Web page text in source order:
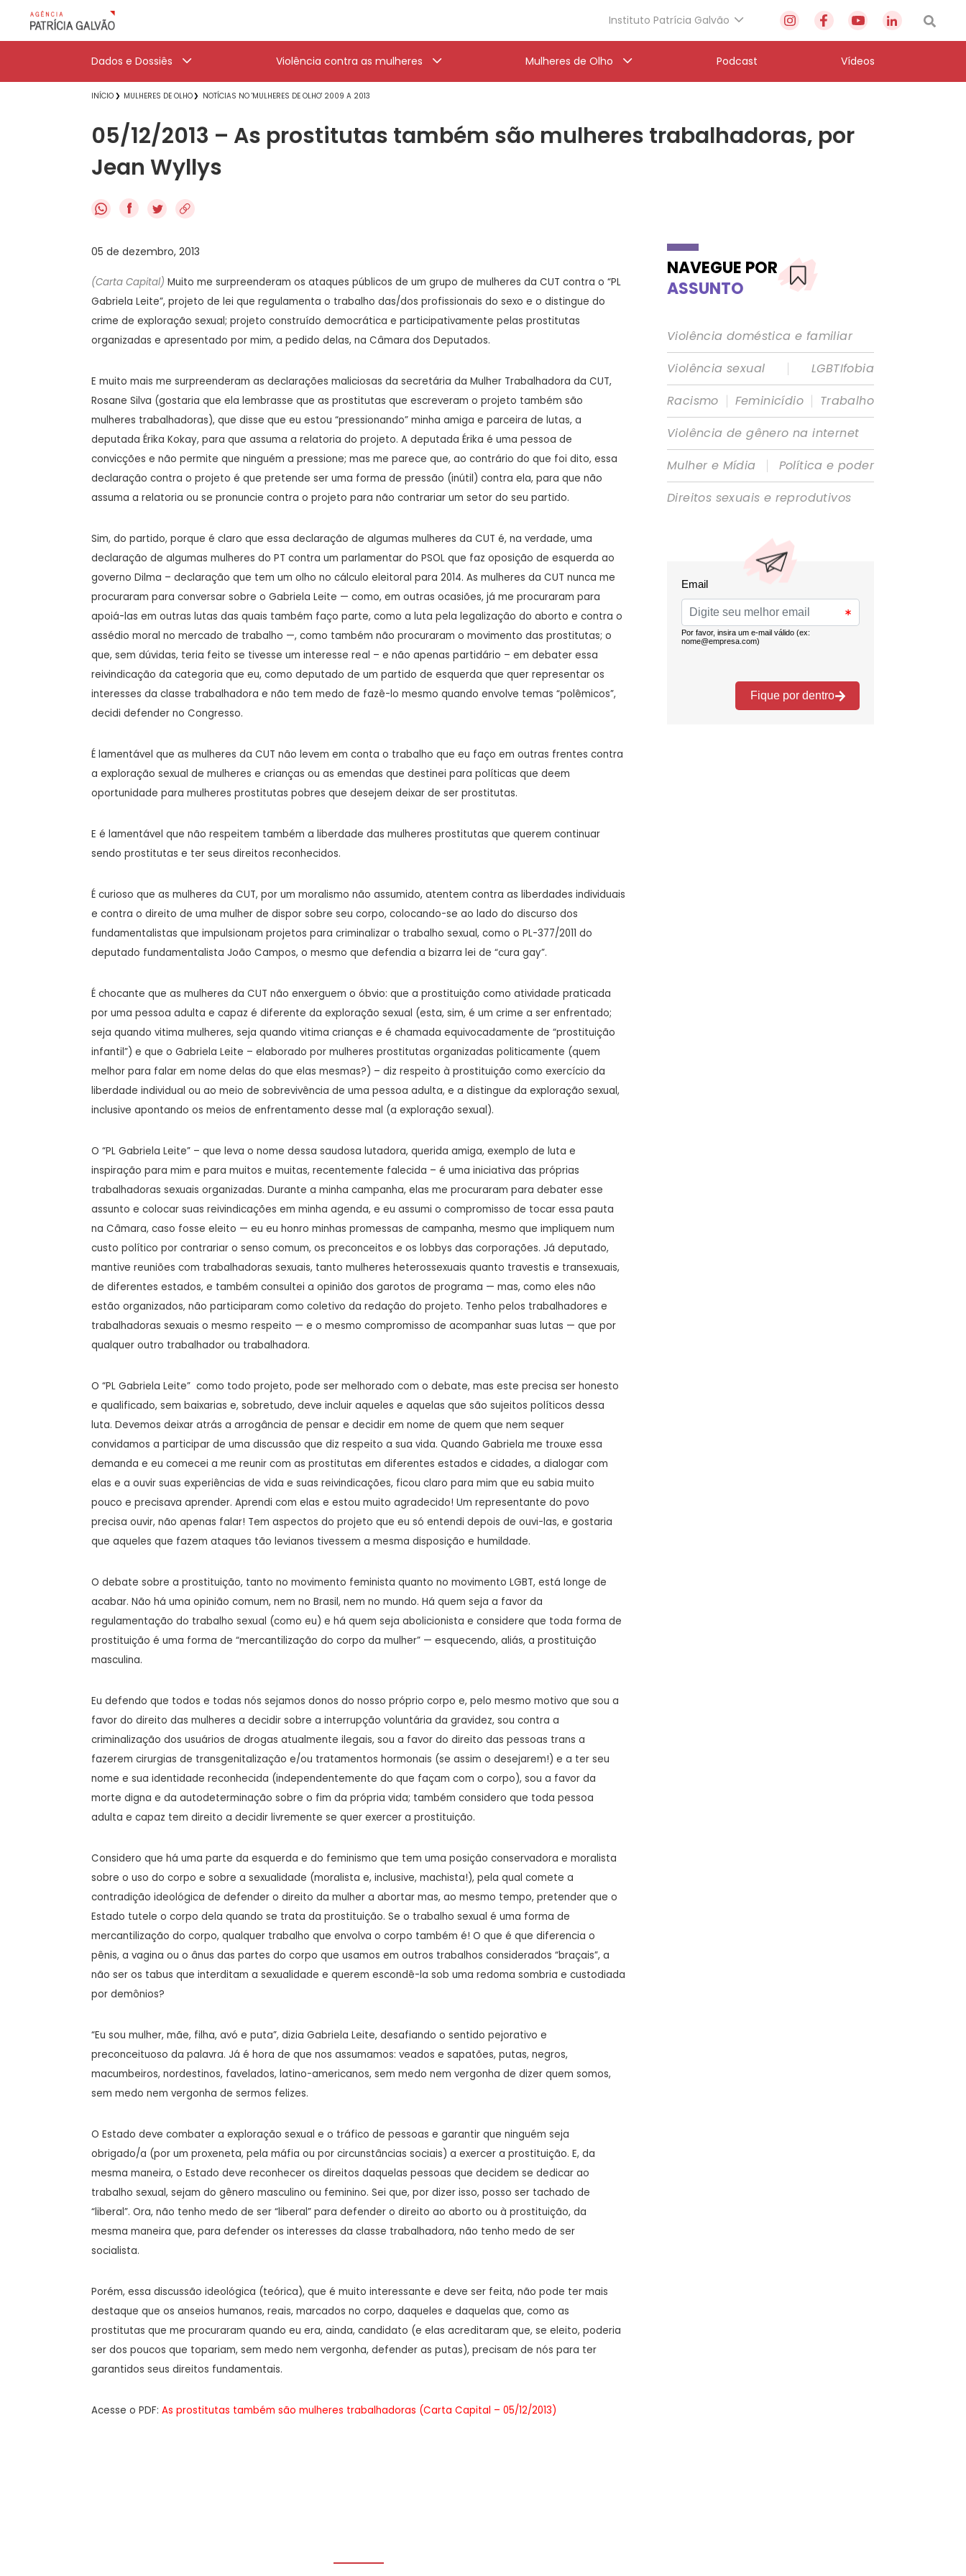
Instituto Patrícia Galvão
Dados e Dossiês Violência contra as mulheres Mulheres de Olho Podcast Vídeos
INÍCIO MULHERES DE OLHO NOTÍCIAS NO 'MULHERES DE OLHO' 2009 A 2013
05/12/2013 – As prostitutas também são mulheres trabalhadoras, por
Jean Wyllys
f
05 de dezembro, 2013
(Carta Capital) Muito me surpreenderam os ataques públicos de um grupo de mulheres da CUT contra o “PL
Gabriela Leite”, projeto de lei que regulamenta o trabalho das/dos profissionais do sexo e o distingue do
crime de exploração sexual; projeto construído democrática e participativamente pelas prostitutas
organizadas e apresentado por mim, a pedido delas, na Câmara dos Deputados.
E muito mais me surpreenderam as declarações maliciosas da secretária da Mulher Trabalhadora da CUT,
Rosane Silva (gostaria que ela lembrasse que as prostitutas que escreveram o projeto também são
mulheres trabalhadoras), que disse que eu estou “pressionando” minha amiga e parceira de lutas, a
deputada Érika Kokay, para que assuma a relatoria do projeto. A deputada Érika é uma pessoa de
convicções e não permite que ninguém a pressione; mas me parece que, ao contrário do que foi dito, essa
declaração contra o projeto é que pretende ser uma forma de pressão (inútil) contra ela, para que não
assuma a relatoria ou se pronuncie contra o projeto para não contrariar um setor do seu partido.
Sim, do partido, porque é claro que essa declaração de algumas mulheres da CUT é, na verdade, uma
declaração de algumas mulheres do PT contra um parlamentar do PSOL que faz oposição de esquerda ao
governo Dilma – declaração que tem um olho no cálculo eleitoral para 2014. As mulheres da CUT nunca me
procuraram para conversar sobre o Gabriela Leite — como, em outras ocasiões, já me procuraram para
apoiá-las em outras lutas das quais também faço parte, como a luta pela legalização do aborto e contra o
assédio moral no mercado de trabalho —, como também não procuraram o movimento das prostitutas; o
que, sem dúvidas, teria feito se tivesse um interesse real – e não apenas partidário – em debater essa
reivindicação da categoria que eu, como deputado de um partido de esquerda que quer representar os
interesses da classe trabalhadora e não tem medo de fazê-lo mesmo quando envolve temas “polêmicos”,
decidi defender no Congresso.
É lamentável que as mulheres da CUT não levem em conta o trabalho que eu faço em outras frentes contra
a exploração sexual de mulheres e crianças ou as emendas que destinei para políticas que deem
oportunidade para mulheres prostitutas pobres que desejem deixar de ser prostitutas.
E é lamentável que não respeitem também a liberdade das mulheres prostitutas que querem continuar
sendo prostitutas e ter seus direitos reconhecidos.
É curioso que as mulheres da CUT, por um moralismo não assumido, atentem contra as liberdades individuais
e contra o direito de uma mulher de dispor sobre seu corpo, colocando-se ao lado do discurso dos
fundamentalistas que impulsionam projetos para criminalizar o trabalho sexual, como o PL-377/2011 do
deputado fundamentalista João Campos, o mesmo que defendia a bizarra lei de “cura gay”.
É chocante que as mulheres da CUT não enxerguem o óbvio: que a prostituição como atividade praticada
por uma pessoa adulta e capaz é diferente da exploração sexual (esta, sim, é um crime a ser enfrentado;
seja quando vitima mulheres, seja quando vitima crianças e é chamada equivocadamente de “prostituição
infantil”) e que o Gabriela Leite – elaborado por mulheres prostitutas organizadas politicamente (quem
melhor para falar em nome delas do que elas mesmas?) – diz respeito à prostituição como exercício da
liberdade individual ou ao meio de sobrevivência de uma pessoa adulta, e a distingue da exploração sexual,
inclusive apontando os meios de enfrentamento desse mal (a exploração sexual).
O “PL Gabriela Leite” – que leva o nome dessa saudosa lutadora, querida amiga, exemplo de luta e
inspiração para mim e para muitos e muitas, recentemente falecida – é uma iniciativa das próprias
trabalhadoras sexuais organizadas. Durante a minha campanha, elas me procuraram para debater esse
assunto e colocar suas reivindicações em minha agenda, e eu assumi o compromisso de tocar essa pauta
na Câmara, caso fosse eleito — eu eu honro minhas promessas de campanha, mesmo que impliquem num
custo político por contrariar o senso comum, os preconceitos e os lobbys das corporações. Já deputado,
mantive reuniões com trabalhadoras sexuais, tanto mulheres heterossexuais quanto travestis e transexuais,
de diferentes estados, e também consultei a opinião dos garotos de programa — mas, como eles não
estão organizados, não participaram como coletivo da redação do projeto. Tenho pelos trabalhadores e
trabalhadoras sexuais o mesmo respeito — e o mesmo compromisso de acompanhar suas lutas — que por
qualquer outro trabalhador ou trabalhadora.
O “PL Gabriela Leite” como todo projeto, pode ser melhorado com o debate, mas este precisa ser honesto
e qualificado, sem baixarias e, sobretudo, deve incluir aqueles e aquelas que são sujeitos políticos dessa
luta. Devemos deixar atrás a arrogância de pensar e decidir em nome de quem que nem sequer
convidamos a participar de uma discussão que diz respeito a sua vida. Quando Gabriela me trouxe essa
demanda e eu comecei a me reunir com as prostitutas em diferentes estados e cidades, a dialogar com
elas e a ouvir suas experiências de vida e suas reivindicações, ficou claro para mim que eu sabia muito
pouco e precisava aprender. Aprendi com elas e estou muito agradecido! Um representante do povo
precisa ouvir, não apenas falar! Tem aspectos do projeto que eu só entendi depois de ouvi-las, e gostaria
que aqueles que fazem ataques tão levianos tivessem a mesma disposição e humildade.
O debate sobre a prostituição, tanto no movimento feminista quanto no movimento LGBT, está longe de
acabar. Não há uma opinião comum, nem no Brasil, nem no mundo. Há quem seja a favor da
regulamentação do trabalho sexual (como eu) e há quem seja abolicionista e considere que toda forma de
prostituição é uma forma de “mercantilização do corpo da mulher” — esquecendo, aliás, a prostituição
masculina.
Eu defendo que todos e todas nós sejamos donos do nosso próprio corpo e, pelo mesmo motivo que sou a
favor do direito das mulheres a decidir sobre a interrupção voluntária da gravidez, sou contra a
criminalização dos usuários de drogas atualmente ilegais, sou a favor do direito das pessoas trans a
fazerem cirurgias de transgenitalização e/ou tratamentos hormonais (se assim o desejarem!) e a ter seu
nome e sua identidade reconhecida (independentemente do que façam com o corpo), sou a favor da
morte digna e da autodeterminação sobre o fim da própria vida; também considero que toda pessoa
adulta e capaz tem direito a decidir livremente se quer exercer a prostituição.
Considero que há uma parte da esquerda e do feminismo que tem uma posição conservadora e moralista
sobre o uso do corpo e sobre a sexualidade (moralista e, inclusive, machista!), pela qual comete a
contradição ideológica de defender o direito da mulher a abortar mas, ao mesmo tempo, pretender que o
Estado tutele o corpo dela quando se trata da prostituição. Se o trabalho sexual é uma forma de
mercantilização do corpo, qualquer trabalho que envolva o corpo também é! O que é que diferencia o
pênis, a vagina ou o ânus das partes do corpo que usamos em outros trabalhos considerados “braçais”, a
não ser os tabus que interditam a sexualidade e querem escondê-la sob uma redoma sombria e custodiada
por demônios?
“Eu sou mulher, mãe, filha, avó e puta”, dizia Gabriela Leite, desafiando o sentido pejorativo e
preconceituoso da palavra. Já é hora de que nos assumamos: veados e sapatões, putas, negros,
macumbeiros, nordestinos, favelados, latino-americanos, sem medo nem vergonha de dizer quem somos,
sem medo nem vergonha de sermos felizes.
O Estado deve combater a exploração sexual e o tráfico de pessoas e garantir que ninguém seja
obrigado/a (por um proxeneta, pela máfia ou por circunstâncias sociais) a exercer a prostituição. E, da
mesma maneira, o Estado deve reconhecer os direitos daquelas pessoas que decidem se dedicar ao
trabalho sexual, sejam do gênero masculino ou feminino. Sei que, por dizer isso, posso ser tachado de
“liberal”. Ora, não tenho medo de ser “liberal” para defender o direito ao aborto ou à prostituição, da
mesma maneira que, para defender os interesses da classe trabalhadora, não tenho medo de ser
socialista.
Porém, essa discussão ideológica (teórica), que é muito interessante e deve ser feita, não pode ter mais
destaque que os anseios humanos, reais, marcados no corpo, daqueles e daquelas que, como as
prostitutas que me procuraram quando eu era, ainda, candidato (e elas acreditaram que, se eleito, poderia
ser dos poucos que topariam, sem medo nem vergonha, defender as putas), precisam de nós para ter
garantidos seus direitos fundamentais.
Acesse o PDF: As prostitutas também são mulheres trabalhadoras (Carta Capital – 05/12/2013)
NAVEGUE POR
ASSUNTO
Violência doméstica e familiar
Violência sexual
|
LGBTIfobia
Racismo | Feminicídio | Trabalho
Violência de gênero na internet
Mulher e Mídia
|
Política e poder
Direitos sexuais e reprodutivos